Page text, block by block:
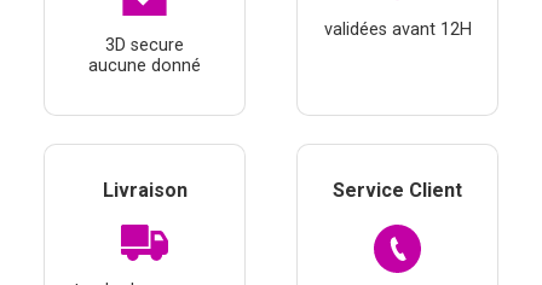
3D secure
aucune donné
validées avant 12H
Livraison Service Client